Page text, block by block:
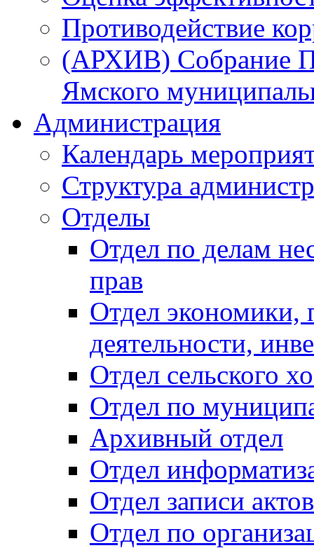
Противодействие
(АРХИВ) Собрание
Ямского
Администрация
Календарь
Структура
Отделы
Отдел по делам
прав
Отдел экономики,
деятельности,
Отдел сельского
Отдел по
Архивный отдел
Отдел
Отдел записи
Отдел по